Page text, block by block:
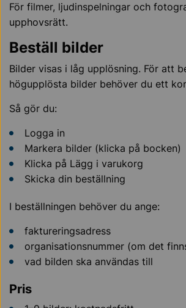
För filmer, ljudinspelningar och
upphovsrätt.
Beställ bilder
Bilder visas i låg upplösning. För att
högupplösta bilder behöver du ett
Så gör du:
Logga in
Markera bilder (klicka på bocken)
Klicka på Lägg i varukorg
Skicka din beställning
I beställningen behöver du ange:
faktureringsadress
organisationsnummer (om det
vad bilden ska användas till
Pris